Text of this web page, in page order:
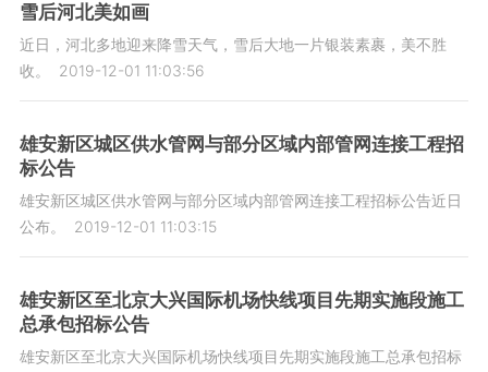
雪后河北美如画
近日，河北多地迎来降雪天气，雪后大地一片银装素裹，美不胜
收。
2019-12-01 11:03:56
雄安新区城区供水管网与部分区域内部管网连接工程招
标公告
雄安新区城区供水管网与部分区域内部管网连接工程招标公告近日
公布。
2019-12-01 11:03:15
雄安新区至北京大兴国际机场快线项目先期实施段施工
总承包招标公告
雄安新区至北京大兴国际机场快线项目先期实施段施工总承包招标